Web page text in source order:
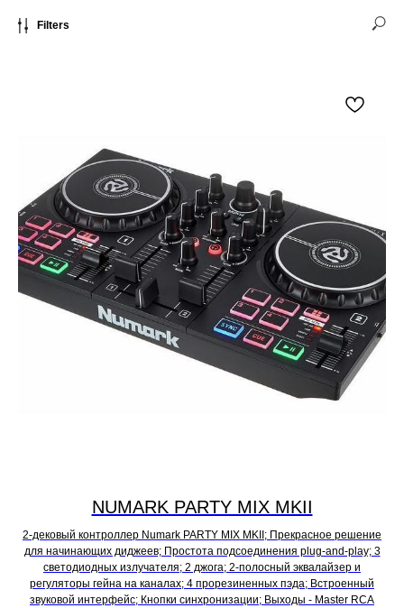
Filters
NUMARK PARTY MIX MKII
2-дековый контроллер Numark PARTY MIX MKII; Прекрасное решение
для начинающих диджеев; Простота подсоединения plug-and-play; 3
светодиодных излучателя; 2 джога; 2-полосный эквалайзер и
регуляторы гейна на каналах; 4 прорезиненных пэда; Встроенный
звуковой интерфейс; Кнопки синхронизации; Выходы - Master RCA